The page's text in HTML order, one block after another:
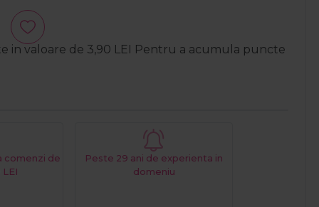
in valoare de 3,90 LEI
Pentru a acumula puncte
comenzi de
Peste 29 ani de experienta in
domeniu